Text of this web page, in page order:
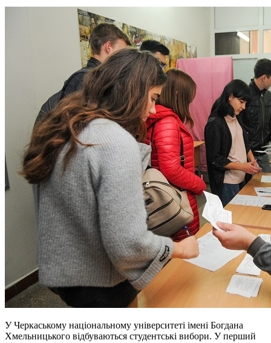
У Черкаському національному університеті імені Богдана
Хмельницького відбуваються студентські вибори. У перший